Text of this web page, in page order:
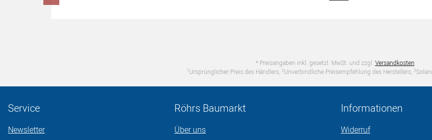
* Preisangaben inkl. gesetzl. MwSt. und zzgl. Versandkosten
1 Ursprünglicher Preis des Händlers, 2Unverbindliche Preisempfehlung des Herstellers, 3
Service
Newsletter
Röhrs Baumarkt
Über uns
Informationen
Widerruf